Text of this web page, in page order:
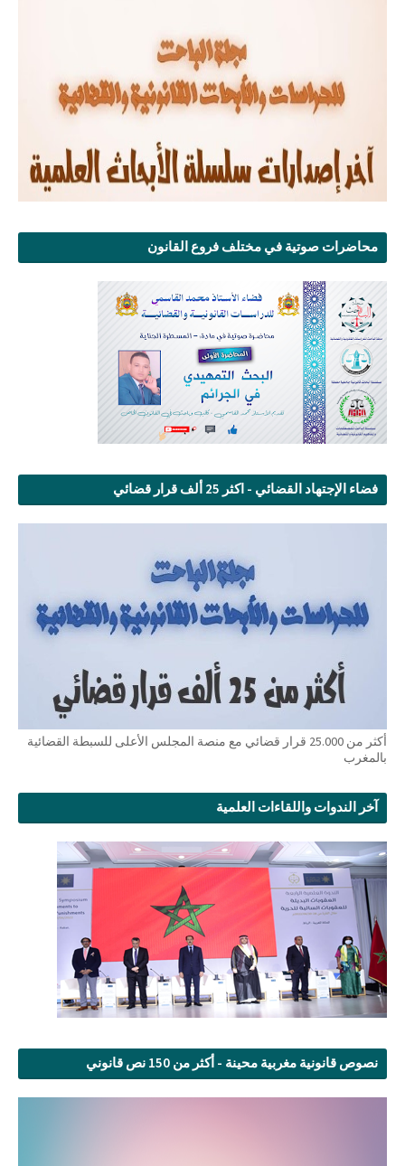
محاضرات صوتية في مختلف فروع القانون
فضاء الإجتهاد القضائي - اكثر 25 ألف قرار قضائي
أكثر من 25.000 قرار قضائي مع منصة المجلس الأعلى للسبطة القضائية
بالمغرب
آخر الندوات واللقاءات العلمية
نصوص قانونية مغربية محينة - أكثر من 150 نص قانوني